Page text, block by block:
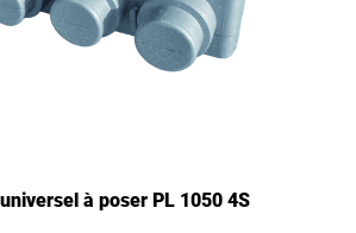
à poser PL 1050 4S